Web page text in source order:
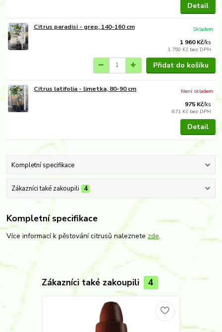
Detail
Citrus paradisi - grep, 140-160 cm
1 960 Kč/ks
1 750 Kč bez DPH
Skladem
Přidat do košíku
Citrus latifolia - limetka, 80-90 cm
975 Kč/ks
871 Kč bez DPH
Není skladem
Detail
Kompletní specifikace
Zákazníci také zakoupili 4
Kompletní specifikace
Více informací k pěstování citrusů naleznete zde.
Zákazníci také zakoupili 4